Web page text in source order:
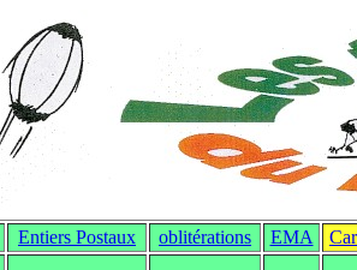
Entiers Postaux oblitérations EMA